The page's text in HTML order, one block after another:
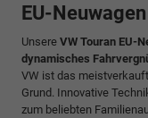
EU-Neuwagen
Unsere VW Touran EU-
dynamisches
VW ist das
Grund. Innovative
zum beliebten